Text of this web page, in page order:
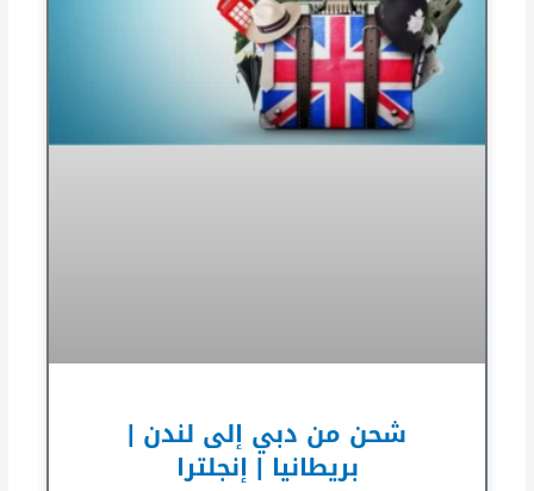
شحن من دبي إلى لندن |
بريطانيا | إنجلترا